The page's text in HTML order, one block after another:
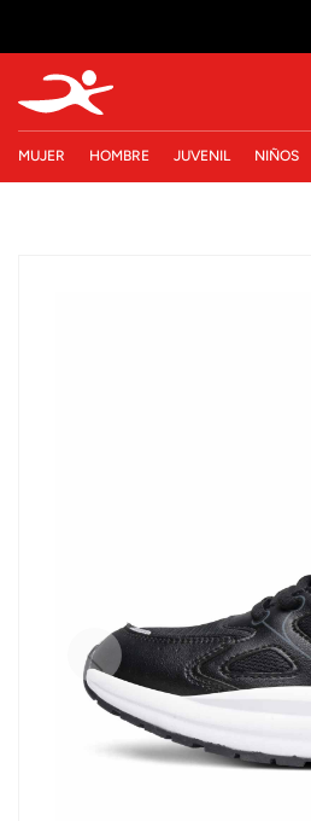
MUJER HOMBRE JUVENIL NIÑOS